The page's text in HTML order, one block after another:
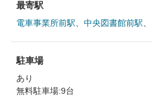
最寄駅
電車事業所前駅 中央図書館前駅
駐車場
あり
無料駐車場:9台